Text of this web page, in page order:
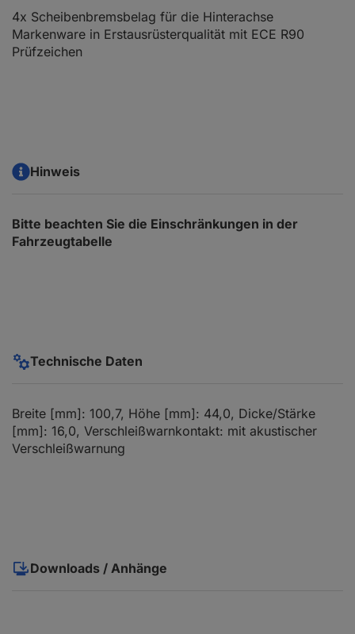
4x Scheibenbremsbelag für die Hinterachse
Markenware in Erstausrüsterqualität mit ECE R90
Prüfzeichen
Hinweis
Bitte beachten Sie die Einschränkungen in der
Fahrzeugtabelle
Technische Daten
Breite [mm]: 100,7, Höhe [mm]: 44,0, Dicke/Stärke
[mm]: 16,0, Verschleißwarnkontakt: mit akustischer
Verschleißwarnung
Downloads / Anhänge